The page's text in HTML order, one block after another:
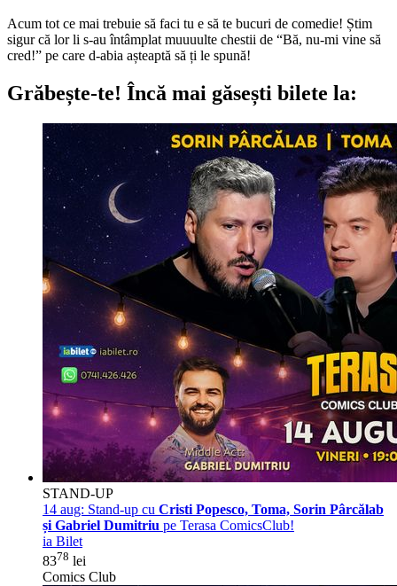
Acum tot ce mai trebuie să faci tu e să te bucuri de comedie! Știm
sigur că lor li s-au întâmplat muuuulte chestii de “Bă, nu-mi vine să
cred!” pe care d-abia așteaptă să ți le spună!
Grăbește-te! Încă mai găsești bilete la:
STAND-UP
14 aug: Stand-up cu Cristi Popesco, Toma, Sorin Pârcălab
și Gabriel Dumitriu pe Terasa ComicsClub!
ia Bilet
8378 lei
Comics Club